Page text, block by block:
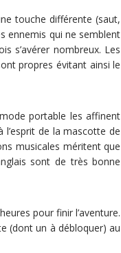
touche différente (saut,
ennemis qui ne semblent
s’avérer nombreux. Les
propres évitant ainsi le
portable les affinent
de la mascotte de
musicales méritent que
sont de très bonne
pour finir l’aventure.
(dont un à débloquer) au